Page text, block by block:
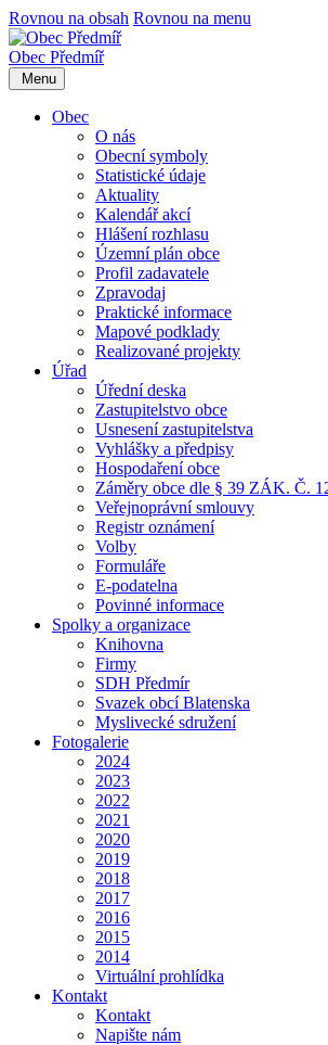
Rovnou na obsah Rovnou na menu
Obec Předmíř
Menu
Obec
O nás
Obecní symboly
Statistické údaje
Aktuality
Kalendář akcí
Hlášení rozhlasu
Územní plán obce
Profil zadavatele
Zpravodaj
Praktické informace
Mapové podklady
Realizované projekty
Úřad
Úřední deska
Zastupitelstvo obce
Usnesení zastupitelstva
Vyhlášky a předpisy
Hospodaření obce
Záměry obce dle § 39 ZÁK. Č.
Veřejnoprávní smlouvy
Registr oznámení
Volby
Formuláře
E-podatelna
Povinné informace
Spolky a organizace
Knihovna
Firmy
SDH Předmír
Svazek obcí Blatenska
Myslivecké sdružení
Fotogalerie
2024
2023
2022
2021
2020
2019
2018
2017
2016
2015
2014
Virtuální prohlídka
Kontakt
Kontakt
Napište nám